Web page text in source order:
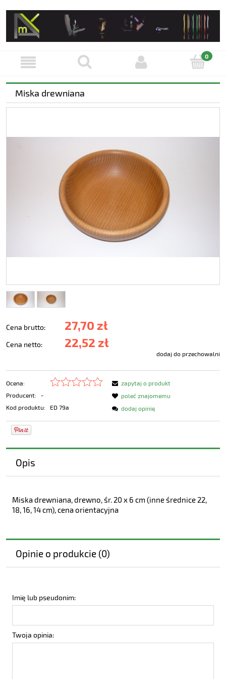
Miska drewniana
Cena brutto: 27,70 zł
Cena netto: 22,52 zł
dodaj do przechowalni
Ocena:
Producent:
-
Kod produktu:
ED 79a
zapytaj o produkt
poleć znajomemu
dodaj opinię
Opis
Miska drewniana, drewno, śr. 20 x 6 cm (inne średnice 22,
18, 16, 14 cm), cena orientacyjna
Opinie o produkcie (0)
Imię lub pseudonim:
Twoja opinia: